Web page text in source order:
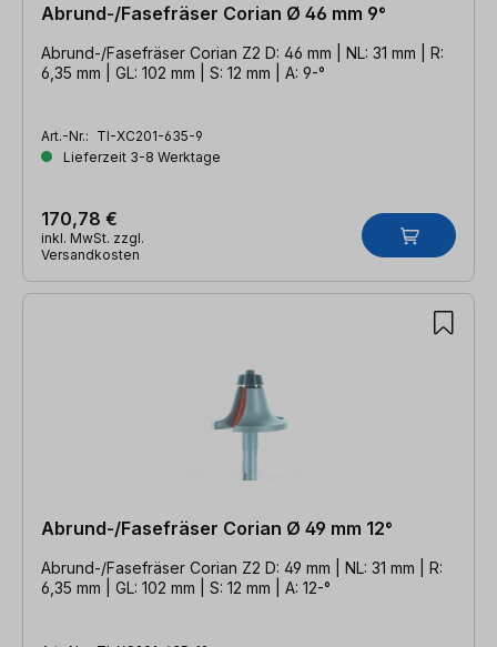
Abrund-/Fasefräser Corian Ø 46 mm 9°
Abrund-/Fasefräser Corian Z2 D: 46 mm | NL: 31 mm | R:
6,35 mm | GL: 102 mm | S: 12 mm | A: 9-°
Art.-Nr.: TI-XC201-635-9
Lieferzeit 3-8 Werktage
170,78 €
inkl. MwSt. zzgl.
Versandkosten
Abrund-/Fasefräser Corian Ø 49 mm 12°
Abrund-/Fasefräser Corian Z2 D: 49 mm | NL: 31 mm | R:
6,35 mm | GL: 102 mm | S: 12 mm | A: 12-°